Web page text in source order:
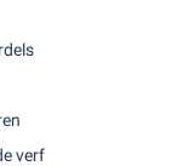
verf